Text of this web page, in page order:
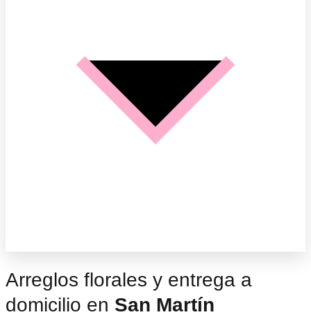
Arreglos florales y entrega a
domicilio en San Martín